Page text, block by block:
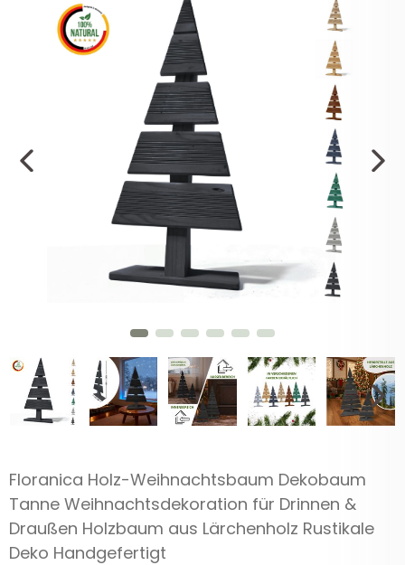
Floranica Holz-Weihnachtsbaum Dekobaum
Tanne Weihnachtsdekoration für Drinnen &
Draußen Holzbaum aus Lärchenholz Rustikale
Deko Handgefertigt